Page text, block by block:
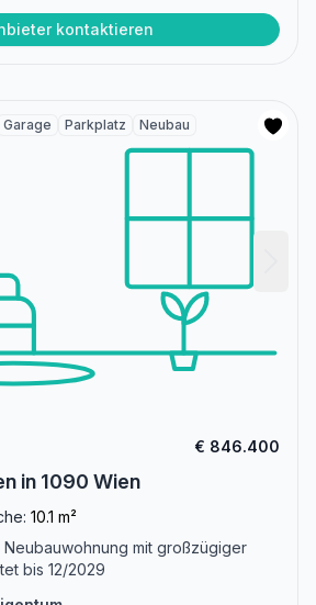
kontaktieren
Garage Parkplatz Neubau
€ 846.400
in 1090 Wien
10.1 m²
Neubauwohnung mit großzügiger
bis 12/2029